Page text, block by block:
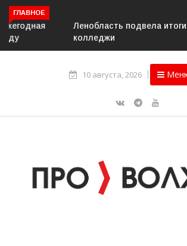
ГЛАВНОЕ
Ленобласть подвела итоги приёмной
колледжи
10 августа, 2026